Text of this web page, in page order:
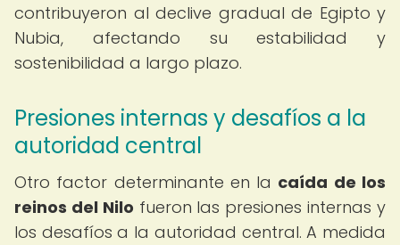
contribuyeron al declive gradual de Egipto y
Nubia, afectando su estabilidad y
sostenibilidad a largo plazo.
Presiones internas y desafíos a la
autoridad central
Otro factor determinante en la caída de los
reinos del Nilo fueron las presiones internas y
los desafíos a la autoridad central. A medida